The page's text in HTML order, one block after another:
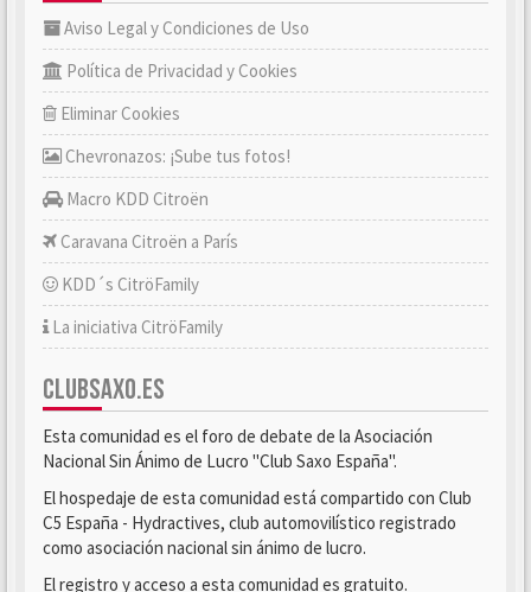
Aviso Legal y Condiciones de Uso
Política de Privacidad y Cookies
Eliminar Cookies
Chevronazos: ¡Sube tus fotos!
Macro KDD Citroën
Caravana Citroën a París
KDD´s CitröFamily
La iniciativa CitröFamily
CLUBSAXO.ES
Esta comunidad es el foro de debate de la Asociación
Nacional Sin Ánimo de Lucro "Club Saxo España".
El hospedaje de esta comunidad está compartido con Club
C5 España - Hydractives, club automovilístico registrado
como asociación nacional sin ánimo de lucro.
El registro y acceso a esta comunidad es gratuito.